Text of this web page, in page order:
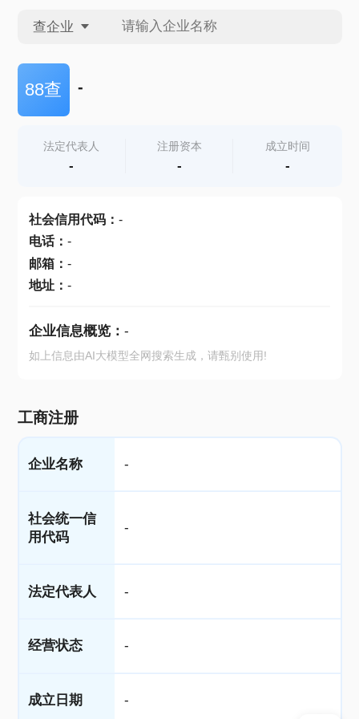
查企业
查企业
查产地
88查 -
法定代表人
-
注册资本
-
成立时间
-
社会信用代码： -
电话： -
邮箱： -
地址： -
企业信息概览： -
如上信息由AI大模型全网搜索生成，请甄别使用!
工商注册
企业名称 -
社会统一信
用代码
-
法定代表人 -
经营状态 -
成立日期 -